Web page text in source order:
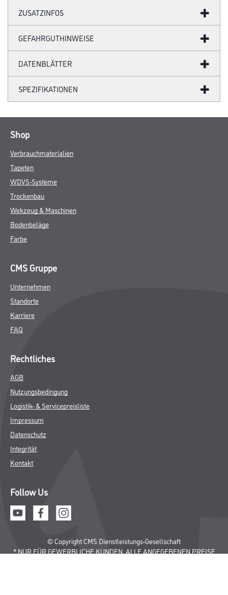
ZUSATZINFOS
GEFAHRGUTHINWEISE
DATENBLÄTTER
SPEZIFIKATIONEN
Shop
Verbrauchmaterialien
Tapeten
WDVS-Systeme
Trockenbau
Wekzeug & Maschinen
Bodenbeläge
Farbe
CMS Gruppe
Unternehmen
Standorte
Karriere
FAQ
Rechtliches
AGB
Nutzungsbedingung
Logistik- & Servicepreisliste
Impressum
Datenschutz
Integrität
Kontakt
Follow Us
© Copyright CMS Dienstleistungs-Gesellschaft
* NUR FÜR GEWERBLICHE KUNDEN. ALLE ANGEGEBENEN PREISE